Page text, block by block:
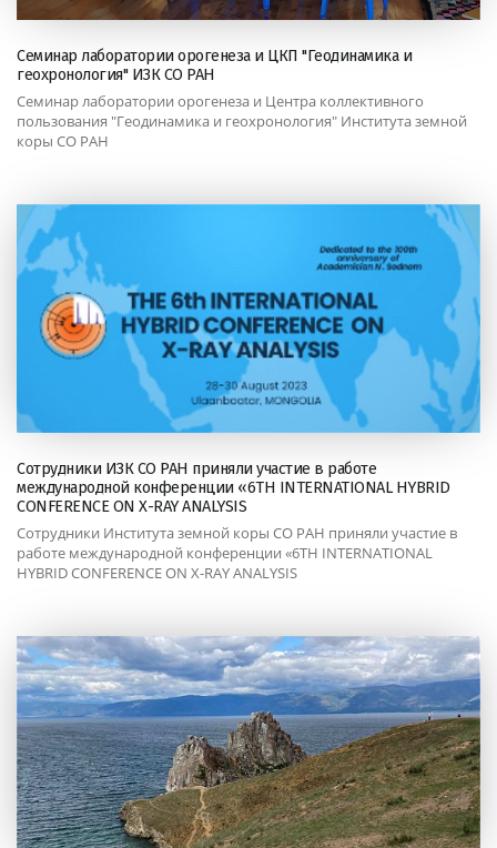
Семинар лаборатории орогенеза и ЦКП "Геодинамика и
геохронология" ИЗК СО РАН
Семинар лаборатории орогенеза и Центра коллективного
пользования "Геодинамика и геохронология" Института земной
коры СО РАН
Сотрудники ИЗК СО РАН приняли участие в работе
международной конференции «6TH INTERNATIONAL HYBRID
CONFERENCE ON X-RAY ANALYSIS
Сотрудники Института земной коры СО РАН приняли участие в
работе международной конференции «6TH INTERNATIONAL
HYBRID CONFERENCE ON X-RAY ANALYSIS